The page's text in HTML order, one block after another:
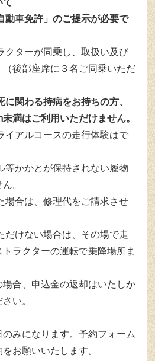
動車免許」のご提示が必要で
クターが同乗し、取扱い及び
後部座席に３名ご同乗いただ
関わる持病をお持ちの方、
満はご利用いただけません。
イアルコースの走行体験はで
等かかとが保持されない履物
。
場合は、修理代をご請求させ
だけない場合は、その場で走
ラクターの運転で乗降場所ま
合、申込金の返却はいたしか
い。
みになります。予約フォーム
お願いいたします。